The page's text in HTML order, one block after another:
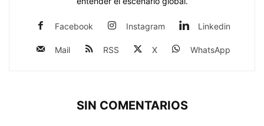
Facebook Instagram Linkedin
Mail RSS X WhatsApp
SIN COMENTARIOS